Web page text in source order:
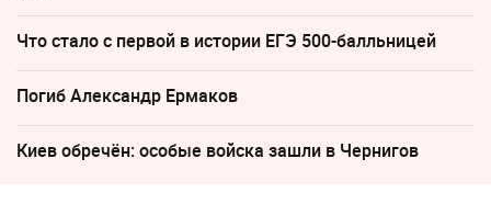
Что стало с первой в истории ЕГЭ 500-балльницей
Погиб Александр Ермаков
Киев обречён: особые войска зашли в Чернигов